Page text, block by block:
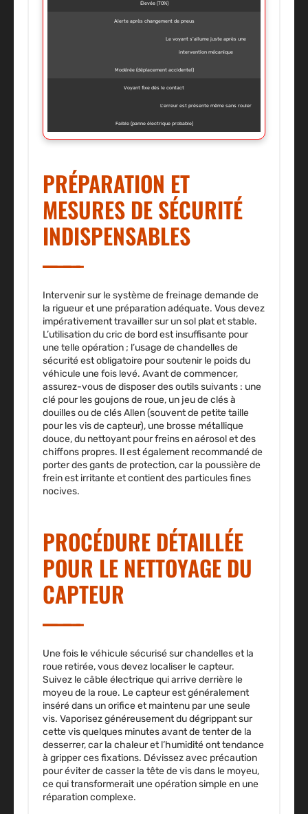
Élevée (70%)
Alerte après changement de pneus
Le voyant s’allume juste après une
intervention mécanique
Modérée (déplacement accidentel)
Voyant fixe dès le contact
L’erreur est présente même sans rouler
Faible (panne électrique probable)
PRÉPARATION ET
MESURES DE SÉCURITÉ
INDISPENSABLES
Intervenir sur le système de freinage demande de
la rigueur et une préparation adéquate. Vous devez
impérativement travailler sur un sol plat et stable.
L’utilisation du cric de bord est insuffisante pour
une telle opération ; l’usage de chandelles de
sécurité est obligatoire pour soutenir le poids du
véhicule une fois levé. Avant de commencer,
assurez-vous de disposer des outils suivants : une
clé pour les goujons de roue, un jeu de clés à
douilles ou de clés Allen (souvent de petite taille
pour les vis de capteur), une brosse métallique
douce, du nettoyant pour freins en aérosol et des
chiffons propres. Il est également recommandé de
porter des gants de protection, car la poussière de
frein est irritante et contient des particules fines
nocives.
PROCÉDURE DÉTAILLÉE
POUR LE NETTOYAGE DU
CAPTEUR
Une fois le véhicule sécurisé sur chandelles et la
roue retirée, vous devez localiser le capteur.
Suivez le câble électrique qui arrive derrière le
moyeu de la roue. Le capteur est généralement
inséré dans un orifice et maintenu par une seule
vis. Vaporisez généreusement du dégrippant sur
cette vis quelques minutes avant de tenter de la
desserrer, car la chaleur et l’humidité ont tendance
à gripper ces fixations. Dévissez avec précaution
pour éviter de casser la tête de vis dans le moyeu,
ce qui transformerait une opération simple en une
réparation complexe.